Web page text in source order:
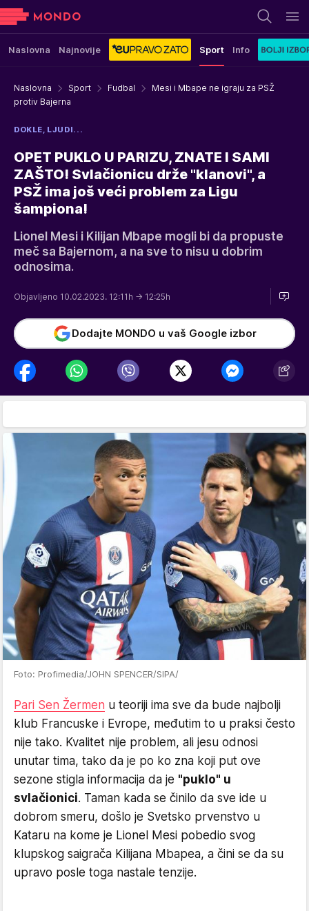
Naslovna Najnovije Sport Info
Naslovna Sport Fudbal
Mesi i Mbape ne igraju za PSŽ
protiv Bajerna
DOKLE, LJUDI...
OPET PUKLO U PARIZU, ZNATE I SAMI
ZAŠTO! Svlačionicu drže "klanovi", a
PSŽ ima još veći problem za Ligu
šampiona!
Lionel Mesi i Kilijan Mbape mogli bi da propuste
meč sa Bajernom, a na sve to nisu u dobrim
odnosima.
Objavljeno 10.02.2023. 12:11h → 12:25h
Dodajte MONDO u vaš Google izbor
Foto: Profimedia/JOHN SPENCER/SIPA/
Pari Sen Žermen u teoriji ima sve da bude najbolji
klub Francuske i Evrope, međutim to u praksi često
nije tako. Kvalitet nije problem, ali jesu odnosi
unutar tima, tako da je po ko zna koji put ove
sezone stigla informacija da je "puklo" u
svlačionici. Taman kada se činilo da sve ide u
dobrom smeru, došlo je Svetsko prvenstvo u
Kataru na kome je Lionel Mesi pobedio svog
klupskog saigrača Kilijana Mbapea, a čini se da su
upravo posle toga nastale tenzije.